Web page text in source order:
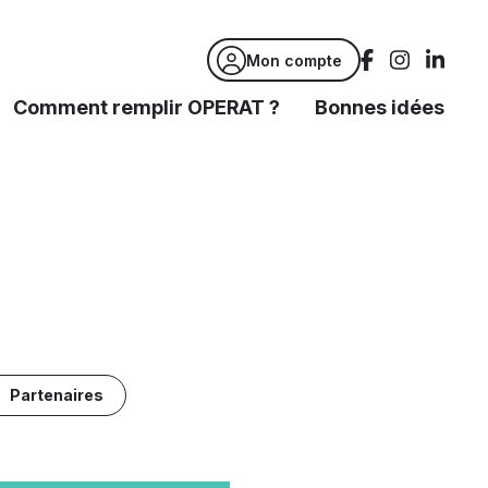
Mon compte
Comment remplir OPERAT ? Bonnes idées
Partenaires